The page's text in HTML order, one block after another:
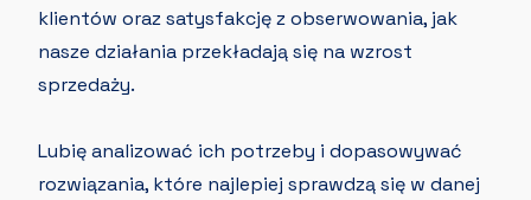
klientów oraz satysfakcję z obserwowania, jak
nasze działania przekładają się na wzrost
sprzedaży.
Lubię analizować ich potrzeby i dopasowywać
rozwiązania, które najlepiej sprawdzą się w danej